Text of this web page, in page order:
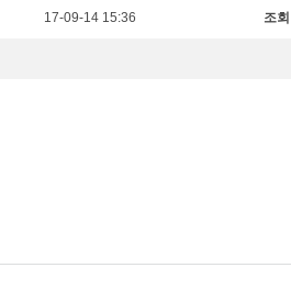
17-09-14 15:36 조회